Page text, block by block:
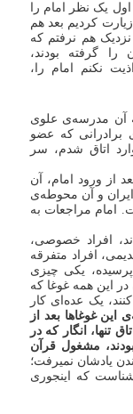
– سال ۵۷ – خوب ما اول یک نظر امام را
کردیم بعد هم
هم نرفتم که
گرفته بودند،
نکنم امام را،
آن مدرسه‌ی علوی
برادرانی که عضو
اتاق شدم، سر
از ورود امام، آن
ایران و آن محوطه‌ی
امام مراجعات به
افراد خصوصی،
افراد متفرقه
یکی چیزی
این همه غوغا که
یک عده‌ای کار
این غوغاها بعد از
تنها، انگار که در
مشغول قرآن
یادشان نمیرفت؛
که اینجوری